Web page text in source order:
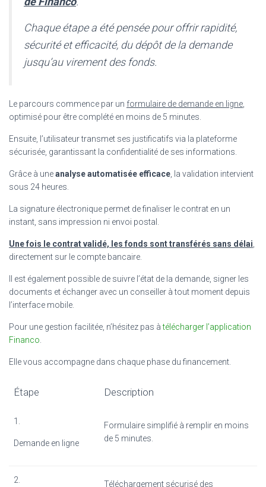
Chaque étape a été pensée pour offrir rapidité,
sécurité et efficacité, du dépôt de la demande
jusqu’au virement des fonds.
Le parcours commence par un formulaire de demande en ligne
optimisé pour être complété en moins de 5 minutes.
Ensuite, l’utilisateur transmet ses justificatifs via la plateforme
sécurisée, garantissant la confidentialité de ses informations.
Grâce à uneanalyse automatisée efficace , la validation intervient
sous 24 heures.
La signature électronique permet de finaliser le contrat en un
instant, sans impression ni envoi postal.
Une fois le contrat validé, les fonds sont transférés sans délai
directement sur le compte bancaire.
Il est également possible de suivre l’état de la demande, signer les
documents et échanger avec un conseiller à tout moment depuis
l’interface mobile.
Pour une gestion facilitée, n’hésitez pas àtélécharger l’application
Financo
Elle vous accompagne dans chaque phase du financement.
Étape Description
1.
Demande en ligne
Formulaire simplifié à remplir en moins
de 5 minutes.
2. Téléchargement sécurisé des